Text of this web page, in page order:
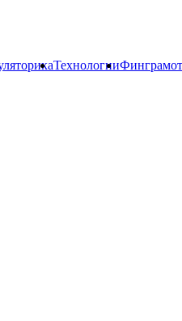
Технологии